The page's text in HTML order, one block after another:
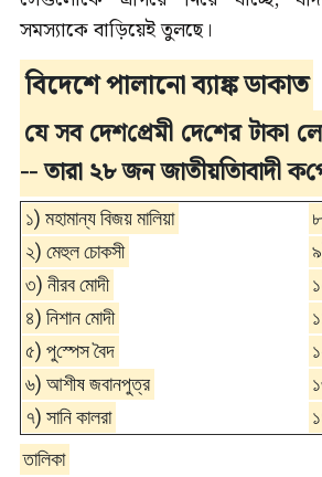
সমস্যাকে বাড়িয়েই তুলছে।
বিদেশে পালানো ব্যাঙ্ক ডাকাত
যে সব দেশ‌প্রেমী দে‌শের টাকা
-- তারা ২৮ জন জাতীয়তািবাদী
তালিকা
১) মহামান্য বিজয় মা‌লিয়া
২) মেহুল চোকসী
৩) নীরব মোদী
৪) নিশান মোদী
৫) পু‌স্পেস বৈদ
৬) আ‌শীষ জবানপুত্র
৭) সা‌নি কালরা